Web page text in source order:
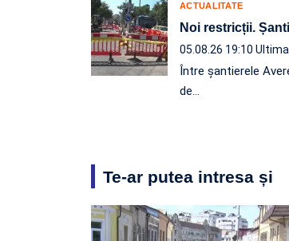
ACTUALITATE
Noi restricții.
05.08.26 19:10
Între șantierele
de…
Te-ar putea intresa și